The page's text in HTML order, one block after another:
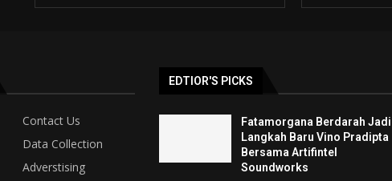
Contact Us
Data Collection
Adverstising
EDTIOR'S PICKS
Fatamorgana Berdarah Jadi
Langkah Baru Vino Pradipta
Bersama Artifintel
Soundworks